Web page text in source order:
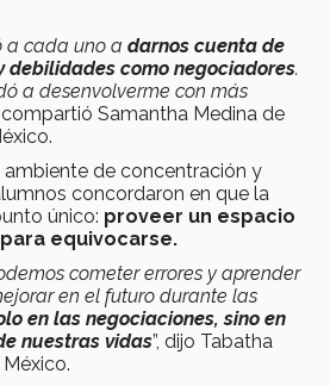
a cada uno a darnos cuenta de
debilidades como negociadores.
a desenvolverme con más
compartió Samantha Medina de
de concentración y
concordaron en que la
único: proveer un espacio
equivocarse.
cometer errores y aprender
en el futuro durante las
en las negociaciones, sino en
nuestras vidas”, dijo Tabatha